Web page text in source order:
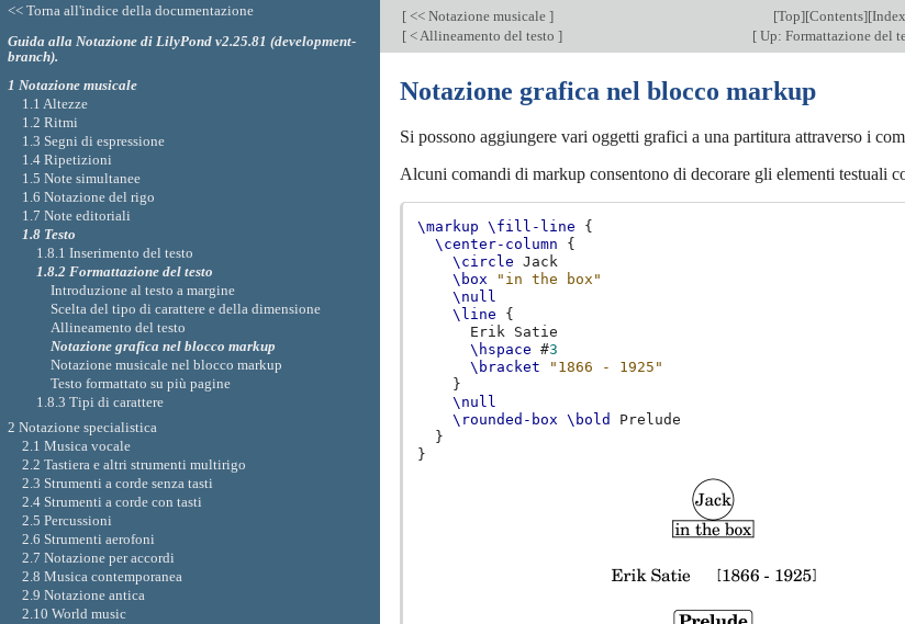
[ << Notazione musicale ] [Top][Contents][Index
[ < Allineamento del testo ] [Up: Formattazione del
Notazione grafica nel blocco markup
Si possono aggiungere vari oggetti grafici a una partitura attraverso i
Alcuni comandi di markup consentono di decorare gli elementi testuali
\markup \fill-line
{
\center-column
{
\circle
\box
"in the box"
\null
\line
{
Erik
\hspace
#3
\bracket
"1866 - 1925"
}
\null
\rounded-box
\bold
}
}
<< Torna all'indice della documentazione
Guida alla Notazione di LilyPond v2.25.81 (development-
branch).
1 Notazione musicale
1.1 Altezze
1.2 Ritmi
1.3 Segni di espressione
1.4 Ripetizioni
1.5 Note simultanee
1.6 Notazione del rigo
1.7 Note editoriali
1.8 Testo
1.8.1 Inserimento del testo
1.8.2 Formattazione del testo
Introduzione al testo a margine
Scelta del tipo di carattere e della dimensione
Allineamento del testo
Notazione grafica nel blocco markup
Notazione musicale nel blocco markup
Testo formattato su più pagine
1.8.3 Tipi di carattere
2 Notazione specialistica
2.1 Musica vocale
2.2 Tastiera e altri strumenti multirigo
2.3 Strumenti a corde senza tasti
2.4 Strumenti a corde con tasti
2.5 Percussioni
2.6 Strumenti aerofoni
2.7 Notazione per accordi
2.8 Musica contemporanea
2.9 Notazione antica
2.10 World music